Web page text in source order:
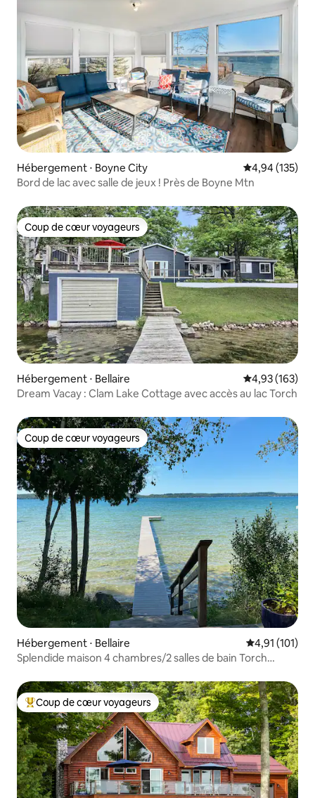
Hébergement ⋅ Boyne City Évaluation
4,94 (135)
Bord de lac avec salle de jeux ! Près de Boyne Mtn
Coup de cœur voyageurs
Coup de cœur voyageurs
Hébergement ⋅ Bellaire Évaluation
4,93 (163)
Dream Vacay : Clam Lake Cottage avec accès au lac Torch
Coup de cœur voyageurs
Coup de cœur voyageurs
Hébergement ⋅ Bellaire Évaluation
4,91 (101)
Splendide maison 4 chambres/2 salles de bain Torch
Coups de cœur voyageurs les plus appréciés
Coup de cœur voyageurs